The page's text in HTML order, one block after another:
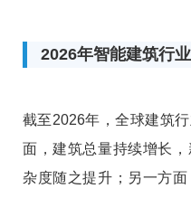
2026年智能建筑行
截至2026年，全球建筑
面，建筑总量持续增长
杂度随之提升；另一方